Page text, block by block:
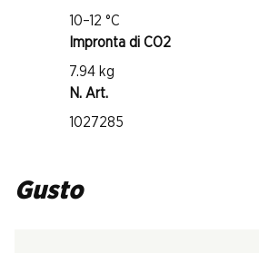
10–12 °C
Impronta di CO2
7.94 kg
N. Art.
1027285
Gusto